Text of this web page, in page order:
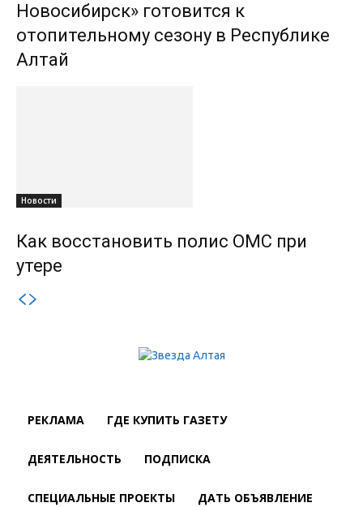
Новосибирск» готовится к
отопительному сезону в Республике
Алтай
Новости
Как восстановить полис ОМС при
утере
РЕКЛАМА ГДЕ КУПИТЬ ГАЗЕТУ
ДЕЯТЕЛЬНОСТЬ ПОДПИСКА
СПЕЦИАЛЬНЫЕ ПРОЕКТЫ ДАТЬ ОБЪЯВЛЕНИЕ